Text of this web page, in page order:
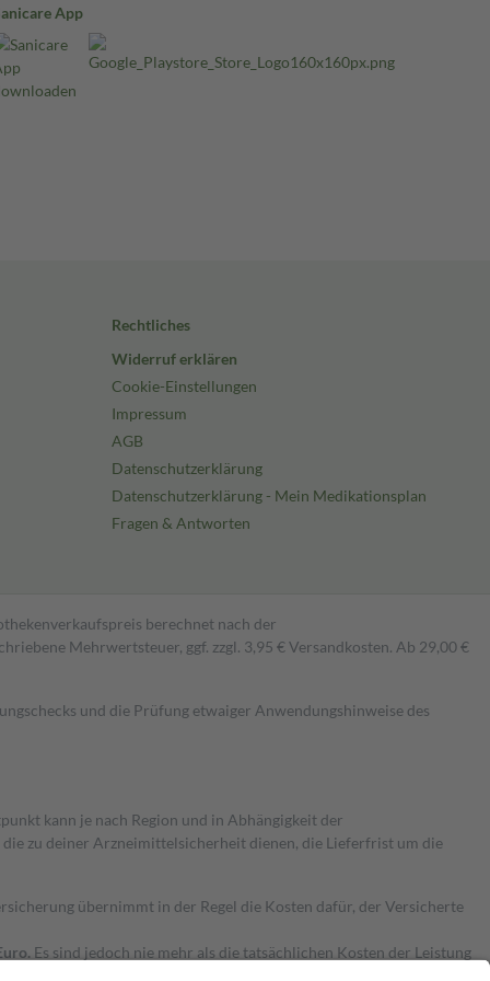
App
Rechtliches
Widerruf erklären
Cookie-Einstellungen
Impressum
AGB
Datenschutzerklärung
Datenschutzerklärung - Mein Medikationsplan
Fragen & Antworten
berechnet nach der
Mehrwertsteuer, ggf. zzgl. 3,95 € Versandkosten. Ab 29,00 €
und die Prüfung etwaiger Anwendungshinweise des
kann je nach Region und in Abhängigkeit der
zu deiner Arzneimittelsicherheit dienen, die Lieferfrist um die
übernimmt in der Regel die Kosten dafür, der Versicherte
Es sind jedoch nie mehr als die tatsächlichen Kosten der Leistung